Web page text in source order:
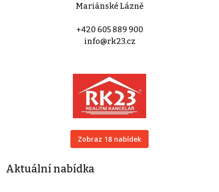
Mariánské Lázně
+420 605 889 900
info@rk23.cz
Zobraz 18 nabídek
Aktuální nabídka